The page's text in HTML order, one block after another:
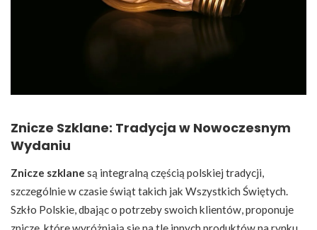
Znicze Szklane: Tradycja w Nowoczesnym
Wydaniu
Znicze szklane są integralną częścią polskiej tradycji,
szczególnie w czasie świąt takich jak Wszystkich Świętych.
Szkło Polskie, dbając o potrzeby swoich klientów, proponuje